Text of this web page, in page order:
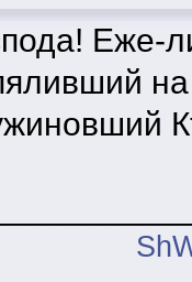
Еже-